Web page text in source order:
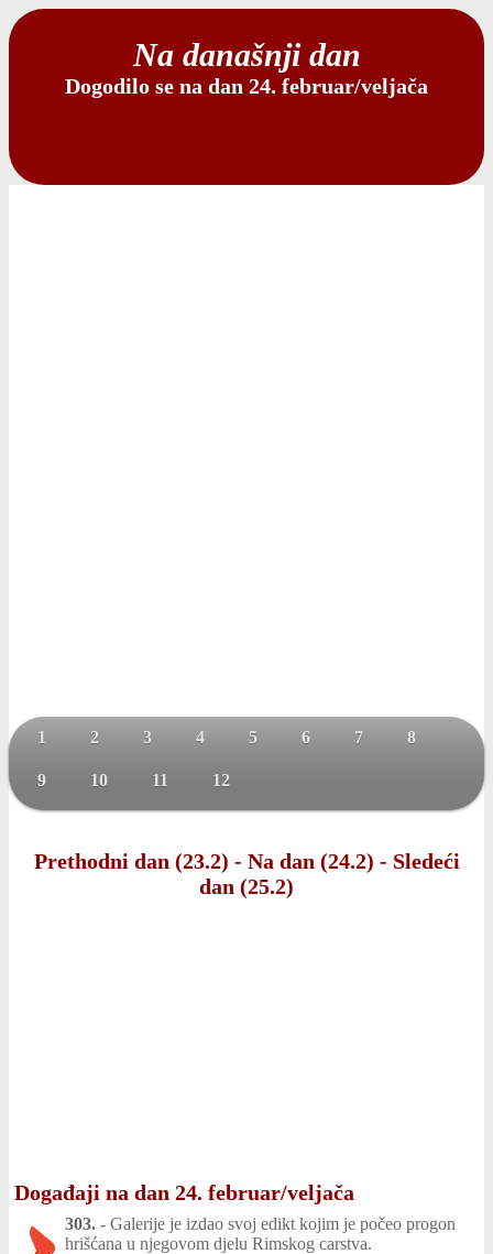
Na današnji dan
Dogodilo se na dan 24. februar/veljača
1 2 3 4 5 6 7 8
9 10 11 12
Prethodni dan (23.2) - Na dan (24.2) - Sledeći
dan (25.2)
Događaji na dan 24. februar/veljača
303. - Galerije je izdao svoj edikt kojim je počeo progon
hrišćana u njegovom djelu Rimskog carstva.